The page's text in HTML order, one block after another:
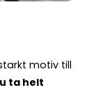
motiv till
ta helt